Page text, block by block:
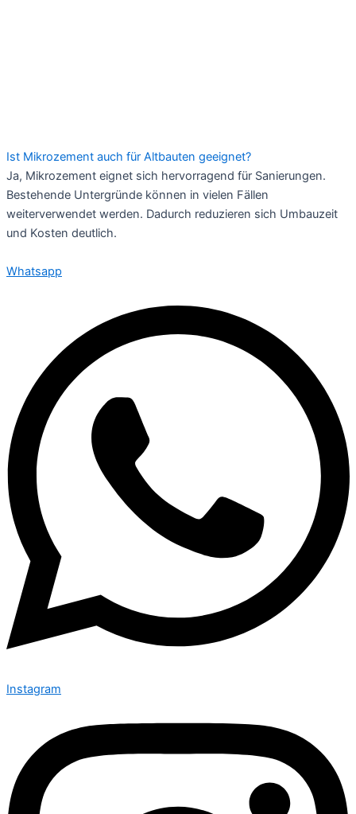
Ist Mikrozement auch für Altbauten geeignet?
Ja, Mikrozement eignet sich hervorragend für Sanierungen.
Bestehende Untergründe können in vielen Fällen
weiterverwendet werden. Dadurch reduzieren sich Umbauzeit
und Kosten deutlich.
Whatsapp
Instagram